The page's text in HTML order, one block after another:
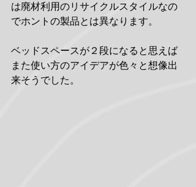
は廃材利用のリサイクルスタイルなの
でホントの製品とは異なります。
ベッドスペースが２段になると思えば
また使い方のアイデアが色々と想像出
来そうでした。